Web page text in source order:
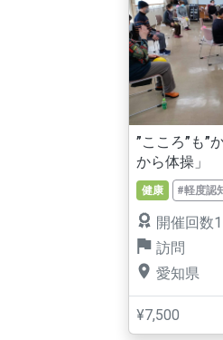
”こころ”も”
から体操」
健康 #軽度認
開催回数
訪問
愛知県
¥7,500